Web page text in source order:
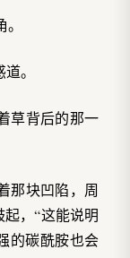
。
草背后的那一
那块凹陷，周
，“这能说明
的碳酰胺也会